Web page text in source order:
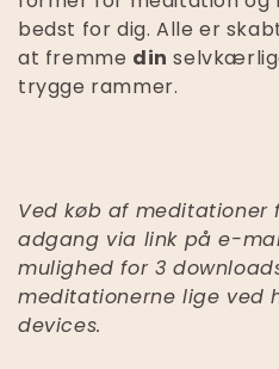
bedst for dig. Alle er
at fremme din
trygge rammer.
Ved køb af meditationer
adgang via link på e-
mulighed for 3
meditationerne lige ved
devices.